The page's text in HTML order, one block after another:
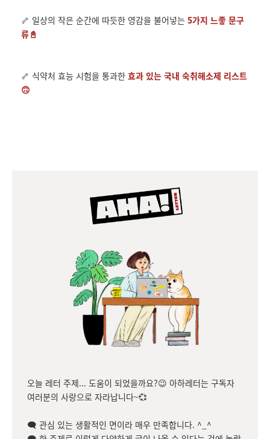
🦴 일상의 작은 순간에 따듯한 영감을 불어넣는 5가지 느좋 문구
류📓
🦴 식약처 효능 시험을 통과한 효과 있는 국내 숙취해소제 리스트
🙃
오늘 레터 주제... 도움이 되었을까요?😉 아하레터는 구독자
여러분의 사랑으로 자라납니다~💞
🗨 관심 있는 생활적인 면이라 매우 만족합니다. ^_^